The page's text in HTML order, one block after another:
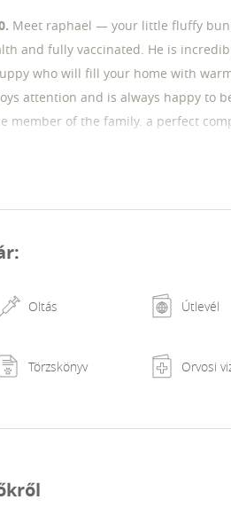
Meet raphael — your little fluffy
and fully vaccinated. He is
who will fill your home with
attention and is always happy to
member of the family. a perfect
:
Oltás Útlevél
Törzskönyv Orvosi